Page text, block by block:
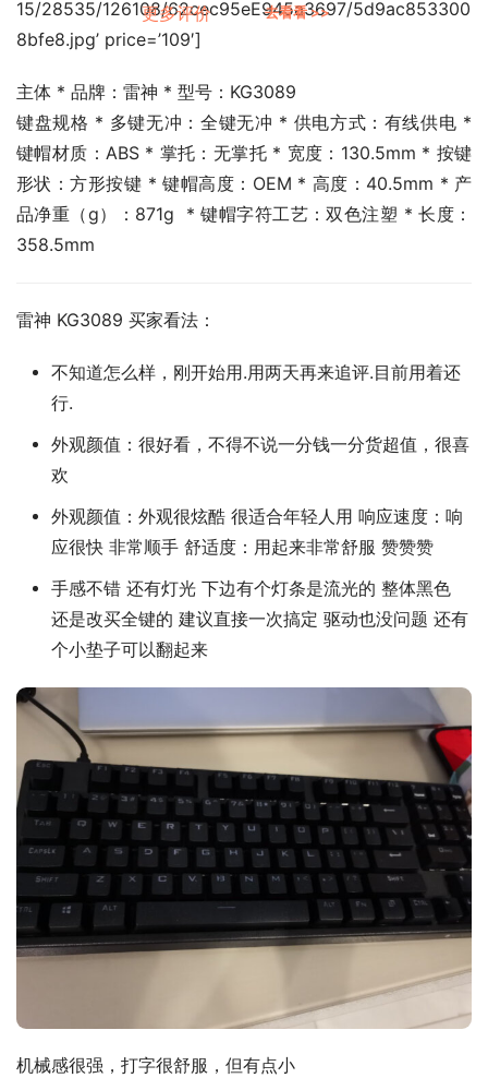
更多评价 去看看 >>
15/28535/126108/62cec95eE945a3697/5d9ac853300
8bfe8.jpg’ price=’109′]
主体 * 品牌：雷神 * 型号：KG3089
键盘规格 * 多键无冲：全键无冲 * 供电方式：有线供电 *
键帽材质：ABS * 掌托：无掌托 * 宽度：130.5mm * 按键
形状：方形按键 * 键帽高度：OEM * 高度：40.5mm * 产
品净重（g）：871g  * 键帽字符工艺：双色注塑 * 长度：
358.5mm
雷神 KG3089 买家看法：
不知道怎么样，刚开始用.用两天再来追评.目前用着还
行.
外观颜值：很好看，不得不说一分钱一分货超值，很喜
欢
外观颜值：外观很炫酷 很适合年轻人用 响应速度：响
应很快 非常顺手 舒适度：用起来非常舒服 赞赞赞
手感不错 还有灯光 下边有个灯条是流光的 整体黑色
还是改买全键的 建议直接一次搞定 驱动也没问题 还有
个小垫子可以翻起来
机械感很强，打字很舒服，但有点小